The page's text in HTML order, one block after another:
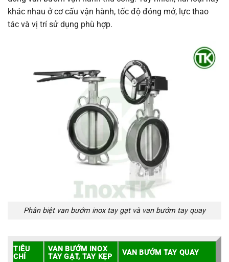
khác nhau ở cơ cấu vận hành, tốc độ đóng mở, lực thao
tác và vị trí sử dụng phù hợp.
Phân biệt van bướm inox tay gạt và van bướm tay quay
TIÊU
CHÍ
VAN BƯỚM INOX
TAY GẠT, TAY KẸP
VAN BƯỚM TAY QUAY